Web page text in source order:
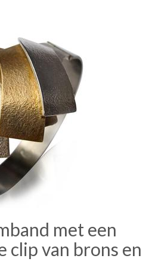
met een
clip van brons en